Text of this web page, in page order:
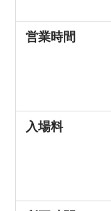
営業時間
入場料